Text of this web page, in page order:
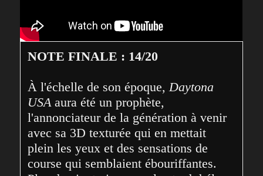
NOTE FINALE : 14/20
À l'échelle de son époque, Daytona
USA aura été un prophète,
l'annonciateur de la génération à venir
avec sa 3D texturée qui en mettait
plein les yeux et des sensations de
course qui semblaient ébouriffantes.